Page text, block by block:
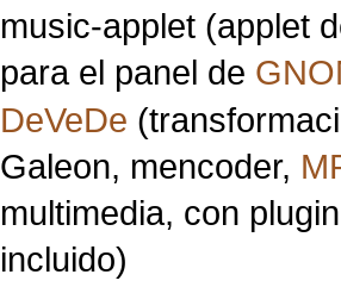
music-applet (applet
para el panel de
DeVeDe
Galeon, mencoder,
multimedia, con
incluido)